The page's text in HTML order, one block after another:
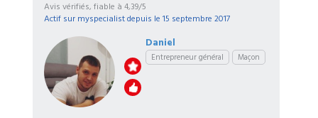
Avis vérifiés, fiable à 4,39/5
Actif sur myspecialist depuis le 15 septembre 2017
Daniel
Entrepreneur général Maçon